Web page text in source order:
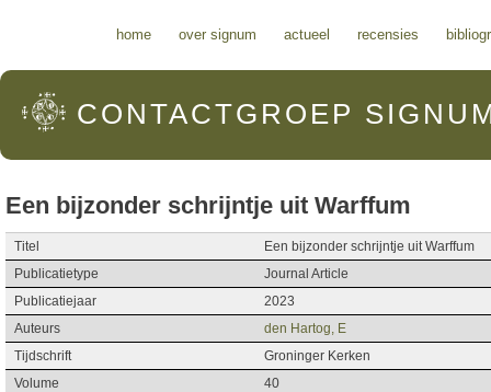
home over signum actueel recensies
CONTACTGROEP
Een bijzonder schrijntje uit Warffum
Titel
Een bijzonder schrijntje uit Warffum
Publicatietype
Journal Article
Publicatiejaar
2023
Auteurs
den Hartog, E
Tijdschrift
Groninger Kerken
Volume
40